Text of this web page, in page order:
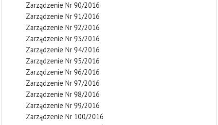
Zarządzenie Nr 90/2016
Zarządzenie Nr 91/2016
Zarządzenie Nr 92/2016
Zarządzenie Nr 93/2016
Zarządzenie Nr 94/2016
Zarządzenie Nr 95/2016
Zarządzenie Nr 96/2016
Zarządzenie Nr 97/2016
Zarządzenie Nr 98/2016
Zarządzenie Nr 99/2016
Zarządzenie Nr 100/2016